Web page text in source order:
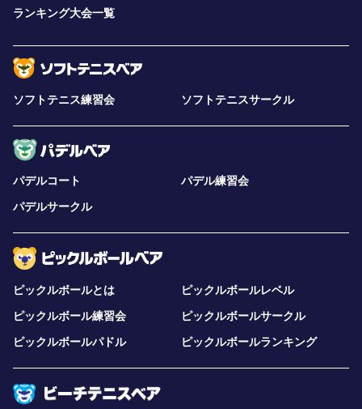
ランキング大会一覧
ソフトテニス練習会 ソフトテニスサークル
パデルコート
パデル練習会
パデルサークル
ピックルボールとは
ピックルボールレベル
ピックルボール練習会
ピックルボールサークル
ピックルボールパドル
ピックルボールランキング